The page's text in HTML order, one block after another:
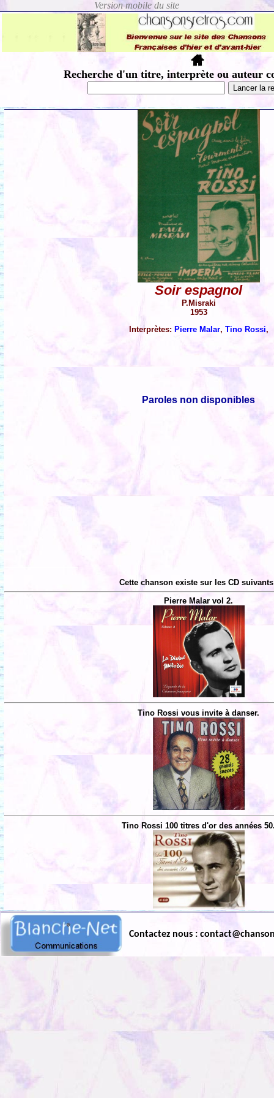
Recherche d'un titre, interprète ou auteur
Soir espagnol
P.Misraki
1953
Interprètes: Pierre Malar, Tino Rossi,
Paroles non disponibles
Cette chanson existe sur les CD
Pierre Malar vol 2.
Tino Rossi vous invite à danser.
Tino Rossi 100 titres d'or des années
Contactez nous :